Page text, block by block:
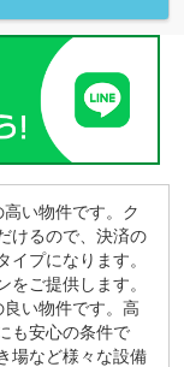
い物件です。ク
けるので、決済の
プになります。
ご提供します。
い物件です。高
も安心の条件で
場など様々な設備